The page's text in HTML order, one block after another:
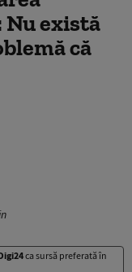
Nu există
că
ca sursă preferată în